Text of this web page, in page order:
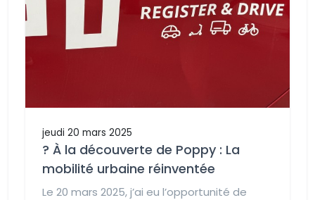
jeudi 20 mars 2025
? À la découverte de Poppy : La
mobilité urbaine réinventée
Le 20 mars 2025, j’ai eu l’opportunité de